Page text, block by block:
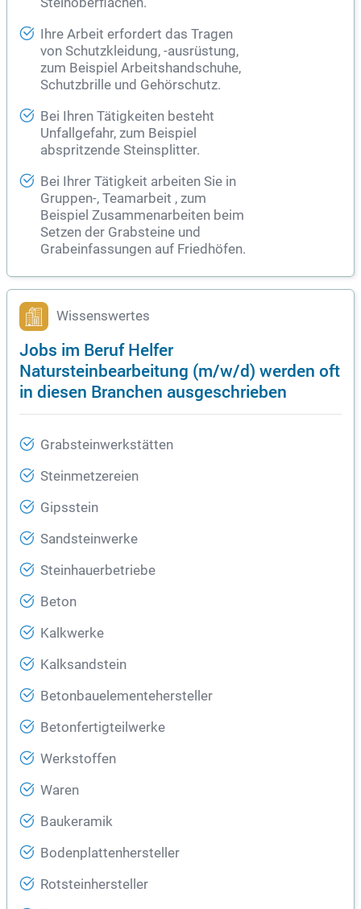
Steinoberflächen.
Ihre Arbeit erfordert das Tragen
von Schutzkleidung, -ausrüstung,
zum Beispiel Arbeitshandschuhe,
Schutzbrille und Gehörschutz.
Bei Ihren Tätigkeiten besteht
Unfallgefahr, zum Beispiel
abspritzende Steinsplitter.
Bei Ihrer Tätigkeit arbeiten Sie in
Gruppen-, Teamarbeit , zum
Beispiel Zusammenarbeiten beim
Setzen der Grabsteine und
Grabeinfassungen auf Friedhöfen.
Wissenswertes
Jobs im Beruf Helfer
Natursteinbearbeitung (m/w/d) werden oft
in diesen Branchen ausgeschrieben
Grabsteinwerkstätten
Steinmetzereien
Gipsstein
Sandsteinwerke
Steinhauerbetriebe
Beton
Kalkwerke
Kalksandstein
Betonbauelementehersteller
Betonfertigteilwerke
Werkstoffen
Waren
Baukeramik
Bodenplattenhersteller
Rotsteinhersteller